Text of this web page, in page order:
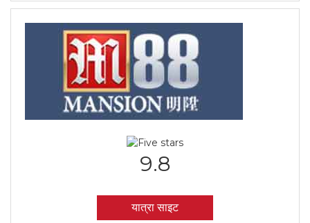
9.8
यात्रा साइट